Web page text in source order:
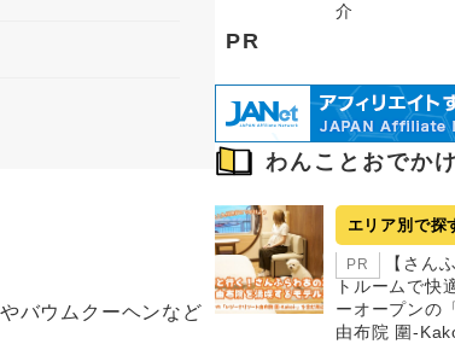
バウムクーヘンなど
介
PR
わんことおでか
エリア別で探
PR
【さん
トルームで快
ーオープンの
由布院 圍-